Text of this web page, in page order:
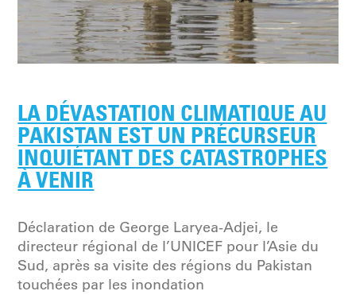
LA DÉVASTATION CLIMATIQUE AU
PAKISTAN EST UN PRÉCURSEUR
INQUIÉTANT DES CATASTROPHES
À VENIR
Déclaration de George Laryea-Adjei, le
directeur régional de l’UNICEF pour l’Asie du
Sud, après sa visite des régions du Pakistan
touchées par les inondation